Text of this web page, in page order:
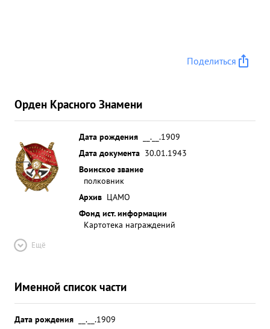
Поделиться
Орден Красного Знамени
Дата рождения
__.__.1909
Дата документа 30.01.1943
Воинское звание
полковник
Архив ЦАМО
Фонд ист. информации
Картотека награждений
Ещё
Именной список части
Дата рождения
__.__.1909